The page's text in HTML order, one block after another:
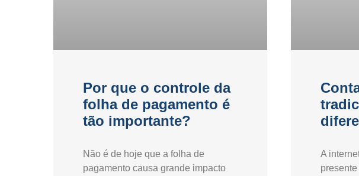
Por que o controle da
folha de pagamento é
tão importante?
Não é de hoje que a folha de
pagamento causa grande impacto
A